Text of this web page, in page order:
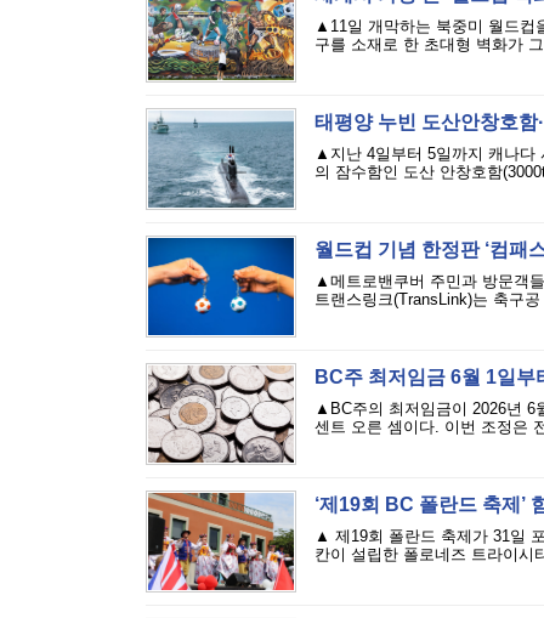
▲11일 개막하는 북중미 월드컵
구를 소재로 한 초대형 벽화가
태평양 누빈 도산안창호함
▲지난 4일부터 5일까지 캐나다
의 잠수함인 도산 안창호함
월드컵 기념 한정판 ‘컴패
▲메트로밴쿠버 주민과 방문객
트랜스링크(TransLink)는 축구
BC주 최저임금 6월 1일
▲BC주의 최저임금이 2026년 6
센트 오른 셈이다. 이번 조정은
‘제19회 BC 폴란드 축제’
▲ 제19회 폴란드 축제가 31일
칸이 설립한 폴로네즈 트라이시